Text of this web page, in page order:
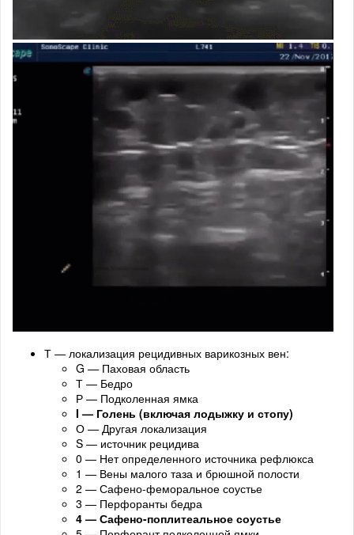
Т — локализация рецидивных варикозных вен:
G — Паховая область
Т — Бедро
Р — Подколенная ямка
I — Голень (включая лодыжку и стопу)
О — Другая локализация
S — источник рецидива
0 — Нет определенного источника рефлюкса
1 — Вены малого таза и брюшной полости
2 — Сафено-феморальное соустье
3 — Перфоранты бедра
4 — Сафено-поплитеальное соустье